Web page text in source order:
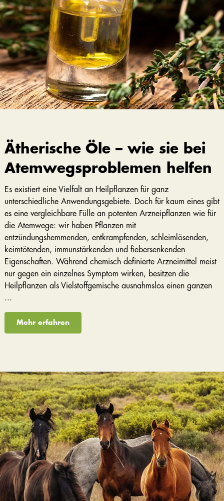
Ätherische Öle – wie sie bei
Atemwegsproblemen helfen
Es existiert eine Vielfalt an Heilpflanzen für ganz
unterschiedliche Anwendungsgebiete. Doch für kaum eines gibt
es eine vergleichbare Fülle an potenten Arzneipflanzen wie für
die Atemwege: wir haben Pflanzen mit
entzündungshemmenden, entkrampfenden, schleimlösenden,
keimtötenden, immunstärkenden und fiebersenkenden
Eigenschaften. Während chemisch definierte Arzneimittel meist
nur gegen ein einzelnes Symptom wirken, besitzen die
Heilpflanzen als Vielstoffgemische ausnahmslos einen ganzen
...
Mehr erfahren